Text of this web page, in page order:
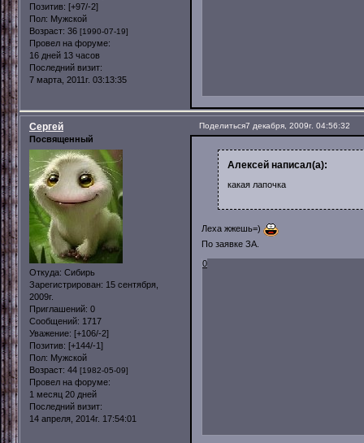
Позитив: [+97/-2]
Пол: Мужской
Возраст: 36 [1990-07-19]
Провел на форуме:
16 дней 13 часов
Последний визит:
7 марта, 2011г. 03:13:35
Поделиться7 декабря, 2009г. 04:56:32
Сергей
Посвященный
Откуда: Сибирь
Зарегистрирован: 15 сентября,
2009г.
Приглашений: 0
Сообщений: 1717
Уважение: [+106/-2]
Позитив: [+144/-1]
Пол: Мужской
Возраст: 44 [1982-05-09]
Провел на форуме:
1 месяц 20 дней
Последний визит:
14 апреля, 2014г. 17:54:01
Алексей написал(а):
какая лапочка
Леха жжешь=)
По заявке ЗА.
0